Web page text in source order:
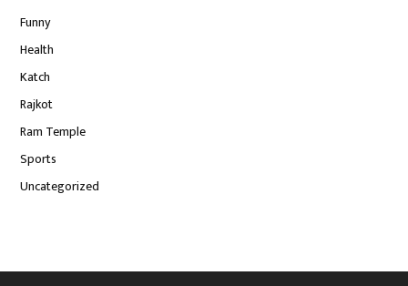
Funny
Health
Katch
Rajkot
Ram Temple
Sports
Uncategorized